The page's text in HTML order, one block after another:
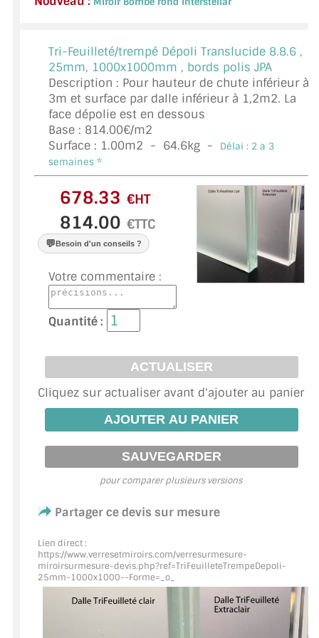
VERRE FEUILLETÉ
VERRE LAQUÉ/CRÉDENCE
VERRE FEUILLETÉ/TREMPÉ
DALLE DE SOL EN VERRE
PORTE EN VERRE
GARDE CORPS EN VERRE
VERRIÈRE TYPE ATELIER
VERRES TEXTURÉS
PLEXIGLAS PMMA
DOUBLE VITRAGE
CATALOGUE DE PROFILS ET FIXATION DU
VERRE
LES FIXATIONS POUR MIROIR
LES PROFILS PAROI DE VERRE
VITRINE EN VERRE
CONNECTEURS ET ASSEMBLAGE DE VERRES
PLATS ET CORNIÈRES
LES CHARNIÈRES DE PORTE EN VERRE
Tri-Feuilleté/trempé Dépoli Translucide 8.8.6 ,
25mm, 1000x1000mm , bords polis JPA
Description : Pour hauteur de chute inférieur à
3m et surface par dalle inférieur à 1,2m2. La
face dépolie est en dessous
Base : 814.00€/m2
Surface : 1.00m2 - 64.6kg -
Délai : 2 a 3
semaines *
€HT
€TTC
💬Besoin d'un conseils ?
Votre commentaire :
Quantité :
Cliquez sur actualiser avant d'ajouter au panier
pour comparer plusieurs versions
Partager ce devis sur mesure
Lien direct :
https://www.verresetmiroirs.com/verresurmesure-
miroirsurmesure-devis.php?ref=TriFeuilleteTrempeDepoli-
25mm-1000x1000--Forme=_o_